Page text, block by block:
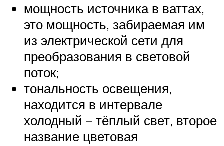
мощность источника в ваттах,
это мощность, забираемая им
из электрической сети для
преобразования в световой
поток;
тональность освещения,
находится в интервале
холодный – тёплый свет, второе
название цветовая